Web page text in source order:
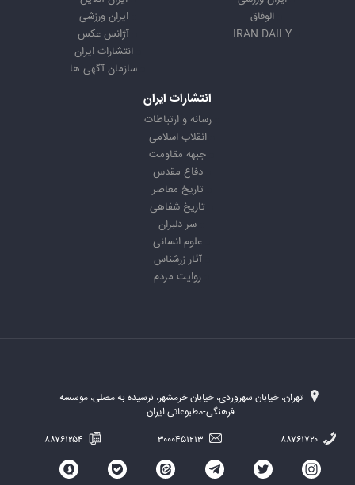
الوفاق
IRAN DAILY
ایران ورزشی
آژانس عکس
انتشارات ایران
سازمان آگهی ها
انتشارات ایران
رسانه و ارتباطات
انقلاب اسلامی
جبهه مقاومت
دفاع مقدس
تاریخ معاصر
تاریخ شفاهی
سر دلبران
علوم انسانی
آثار زرشناس
روایت مردم
تهران، خیابان سهروردی، خیابان خرمشهر، نرسیده به مصلی، موسسه
فرهنگی-مطبوعاتی ایران